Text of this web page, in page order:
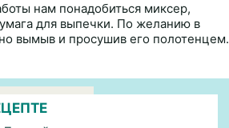
нам понадобиться миксер,
для выпечки. По желанию в
вымыв и просушив его полотенцем.